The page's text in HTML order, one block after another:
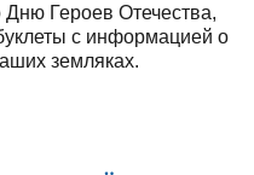
Героев Отечества,
с информацией о
земляках.